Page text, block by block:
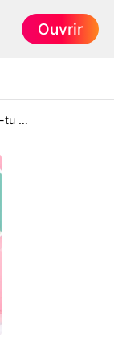
Ouvrir
Papa, quand vas-tu retrouver maman ?